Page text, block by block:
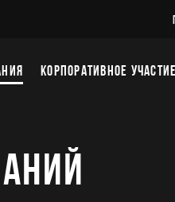
КОРПОРАТИВНОЕ УЧАСТИЕ